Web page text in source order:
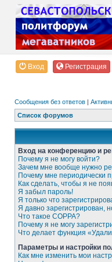
Вход Регистрация
Сообщения без ответов |
Список форумов
Вход на конференцию и
Почему я не могу войти?
Зачем мне вообще нужно
Почему мне периодически
Как сделать, чтобы я не
Я забыл пароль!
Я только что
Я давно зарегистрирован,
Что такое COPPA?
Почему я не могу
Что делает функция
Параметры и настройки
Как мне изменить мои